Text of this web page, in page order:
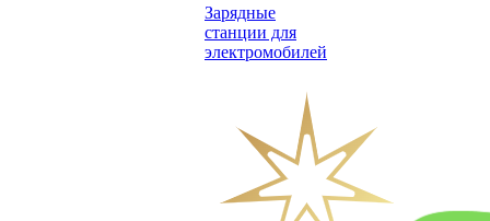
Зарядные
станции для
электромобилей